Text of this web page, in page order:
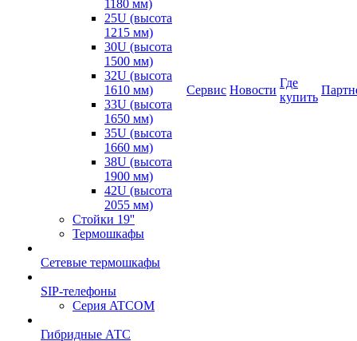
1180 мм)
25U (высота
1215 мм)
30U (высота
1500 мм)
32U (высота
1610 мм)
33U (высота
1650 мм)
35U (высота
1660 мм)
38U (высота
1900 мм)
42U (высота
2055 мм)
Стойки 19''
Термошкафы
Сетевые термошкафы
SIP-телефоны
Серия ATCOM
Гибридные АТС
Сервис Новости
Где
купить